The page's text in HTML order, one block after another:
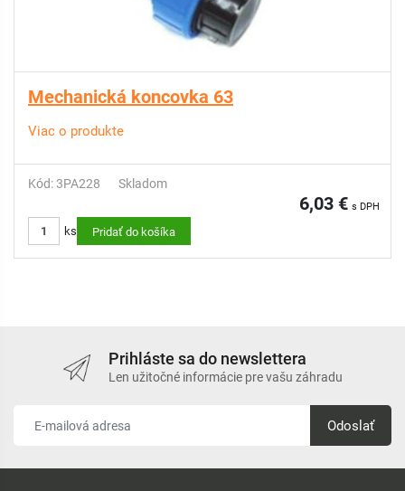
Mechanická koncovka 63
Viac o produkte
Kód: 3PA228 Skladom
6,03 € s DPH
ks Pridať do košíka
Prihláste sa do newslettera
Len užitočné informácie pre vašu záhradu
Odoslať